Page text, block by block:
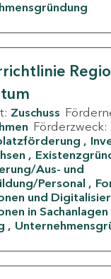
Zuschuss
Förderzweck:
Aus- und
Personal
und
in Sachanlagen